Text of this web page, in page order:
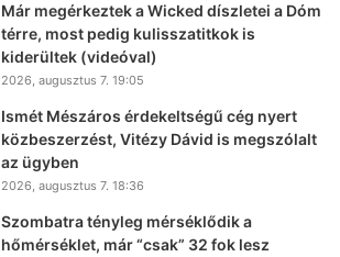
Már megérkeztek a Wicked díszletei a Dóm
térre, most pedig kulisszatitkok is
kiderültek (videóval)
2026, augusztus 7. 19:05
Ismét Mészáros érdekeltségű cég nyert
közbeszerzést, Vitézy Dávid is megszólalt
az ügyben
2026, augusztus 7. 18:36
Szombatra tényleg mérséklődik a
hőmérséklet, már “csak” 32 fok lesz